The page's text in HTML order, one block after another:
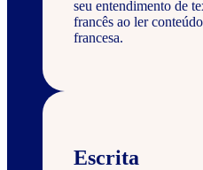
seu entendimento de
francês ao ler
francesa.
Escrita